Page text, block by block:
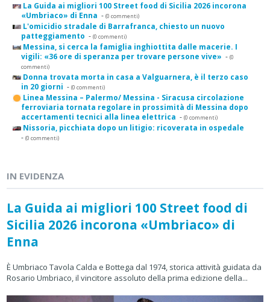
La Guida ai migliori 100 Street food di Sicilia 2026 incorona
«Umbriaco» di Enna - (0 commenti)
L'omicidio stradale di Barrafranca, chiesto un nuovo
patteggiamento - (0 commenti)
Messina, si cerca la famiglia inghiottita dalle macerie. I
vigili: «36 ore di speranza per trovare persone vive» - (0
commenti)
Donna trovata morta in casa a Valguarnera, è il terzo caso
in 20 giorni - (0 commenti)
Linea Messina – Palermo/ Messina - Siracusa circolazione
ferroviaria tornata regolare in prossimità di Messina dopo
accertamenti tecnici alla linea elettrica - (0 commenti)
Nissoria, picchiata dopo un litigio: ricoverata in ospedale
- (0 commenti)
IN EVIDENZA
La Guida ai migliori 100 Street food di
Sicilia 2026 incorona «Umbriaco» di
Enna
È Umbriaco Tavola Calda e Bottega dal 1974, storica attività guidata da
Rosario Umbriaco, il vincitore assoluto della prima edizione della...